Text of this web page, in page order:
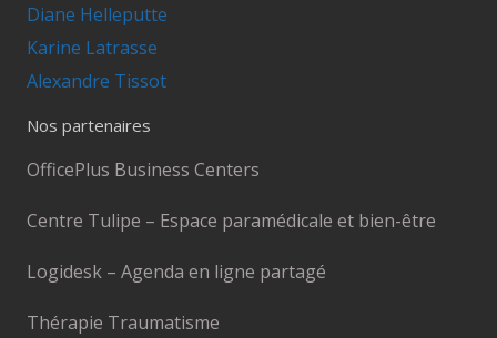
Diane Helleputte
Karine Latrasse
Alexandre Tissot
Nos partenaires
OfficePlus Business Centers
Centre Tulipe – Espace paramédicale et bien-être
Logidesk – Agenda en ligne partagé
Thérapie Traumatisme